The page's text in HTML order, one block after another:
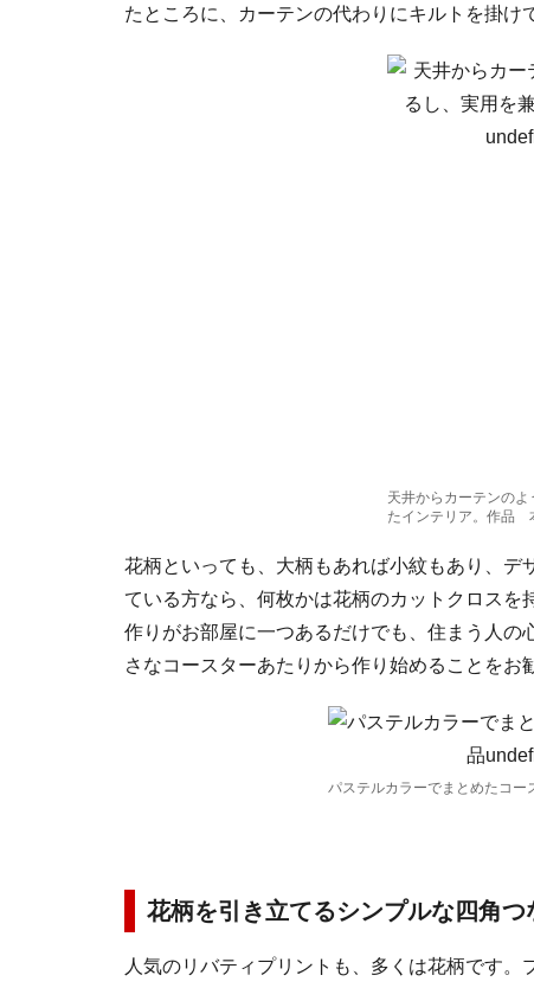
たところに、カーテンの代わりにキルトを掛け
天井からカーテンの
たインテリア。作品
花柄といっても、大柄もあれば小紋もあり、デ
ている方なら、何枚かは花柄のカットクロス
作りがお部屋に一つあるだけでも、住まう人
さなコースターあたりから作り始めることをお
パステルカラーでまとめたコ
花柄を引き立てるシンプルな四角つ
人気のリバティプリントも、多くは花柄です